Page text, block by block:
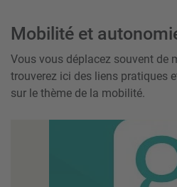
Mobilité et
Vous vous déplacez souvent de
trouverez ici des liens pratiques
sur le thème de la mobilité.